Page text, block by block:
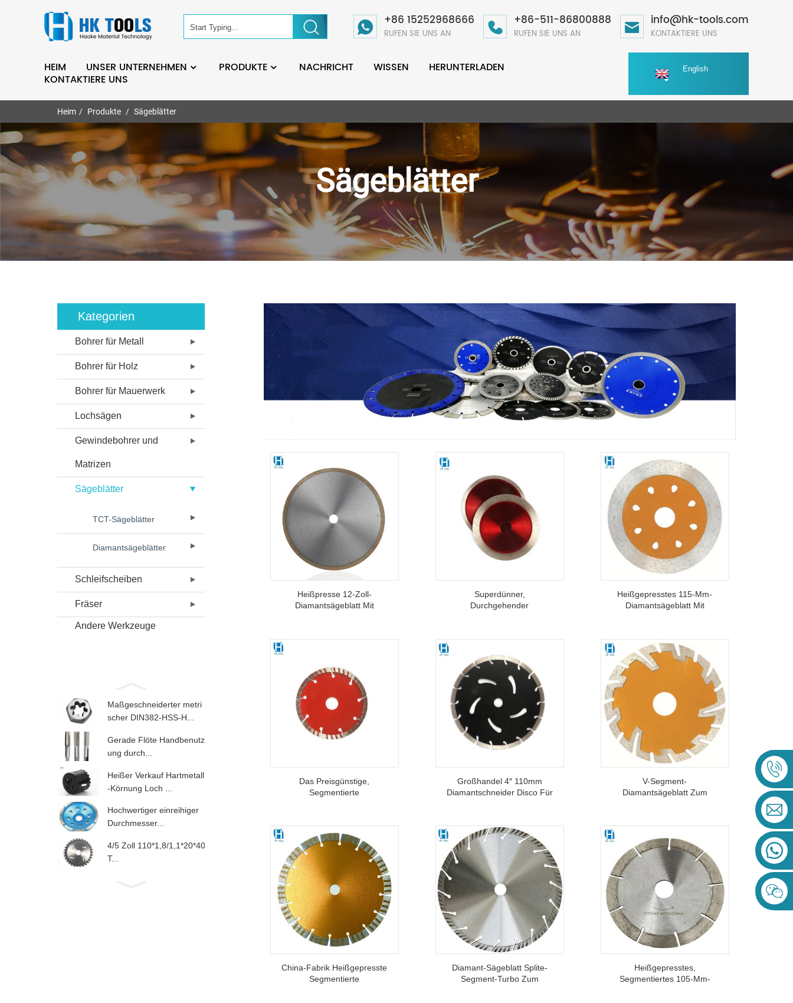
+86 15252968666
RUFEN SIE UNS AN
+86-511-86800888
RUFEN SIE UNS AN
info@hk-tools.com
KONTAKTIERE UNS
HEIM UNSER UNTERNEHMEN PRODUKTE NACHRICHT WISSEN
HERUNTERLADEN
KONTAKTIERE UNS
English
Heim Produkte Sägeblätter
Sägeblätter
Kategorien
Bohrer für Metall
Bohrer für Holz
Bohrer für Mauerwerk
Lochsägen
Gewindebohrer und
Matrizen
Sägeblätter
TCT-Sägeblätter
Diamantsägeblätter
Schleifscheiben
Fräser
Andere Werkzeuge
Maßgeschneiderter metri
scher DIN382-HSS-H...
Gerade Flöte Handbenutz
ung durch...
Heißer Verkauf Hartmetall
-Körnung Loch ...
Hochwertiger einreihiger
Durchmesser...
4/5 Zoll 110*1,8/1,1*20*40
T...
Heißpresse 12-Zoll-
Diamantsägeblatt Mit
Trockenschneiden
Superdünner,
Durchgehender
Schneiden Von
Cremefarbenen Fliesen
Heißgepresstes 115-Mm-
Diamantsägeblatt Mit
Porzellanfliesen Und
Keramik
Das Preisgünstige,
Segmentierte
Steinfliesen
Großhandel 4″ 110mm
Diamantschneider Disco Für
V-Segment-
Diamantsägeblatt Zum
Materialien
China-Fabrik Heißgepresste
Segmentierte
Diamant-Sägeblatt Splite-
Segment-Turbo Zum
Heißgepresstes,
Segmentiertes 105-Mm-